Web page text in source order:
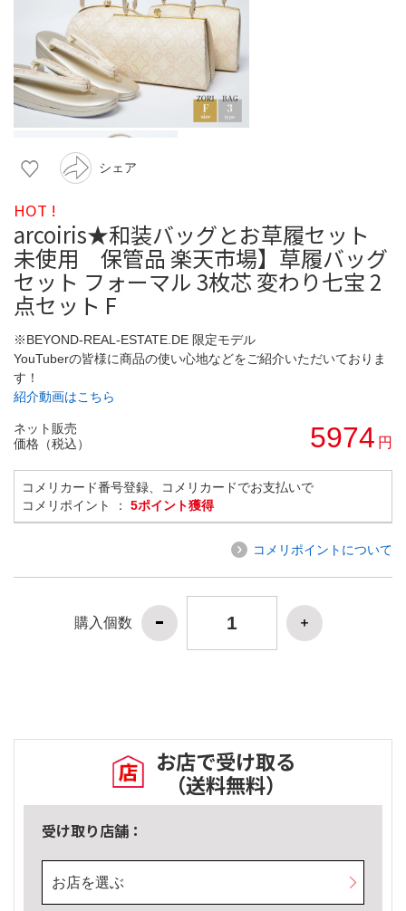
シェア
HOT !
arcoiris★和装バッグとお草履セット
未使用 保管品 楽天市場】草履バッグ
セット フォーマル 3枚芯 変わり七宝 2
点セット F
※BEYOND-REAL-ESTATE.DE 限定モデル
YouTuberの皆様に商品の使い心地などをご紹介いただいておりま
す！
紹介動画はこちら
ネット販売
価格（税込）
5974 円
コメリカード番号登録、コメリカードでお支払いで
コメリポイント ： 5ポイント獲得
コメリポイントについて
購入個数
お店で受け取る
（送料無料）
受け取り店舗：
お店を選ぶ